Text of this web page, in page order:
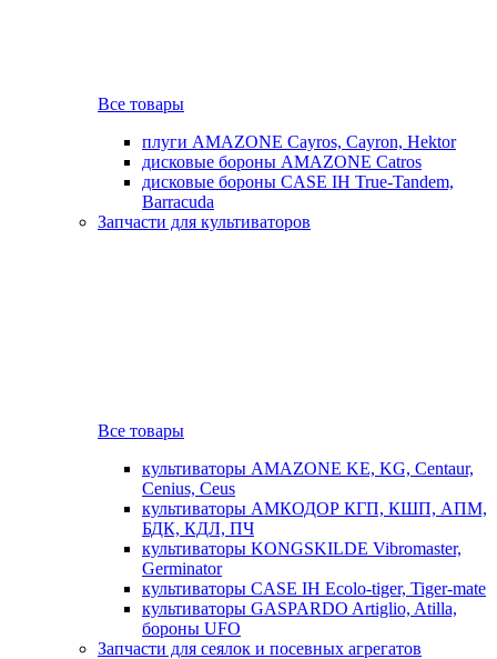
Все товары
плуги AMAZONE Cayros, Cayron, Hektor
дисковые бороны AMAZONE Catros
дисковые бороны CASE IH True-Tandem,
Barracuda
Запчасти для культиваторов
Все товары
культиваторы AMAZONE KE, KG, Centaur,
Cenius, Ceus
культиваторы АМКОДОР КГП, КШП, АПМ,
БДК, КДЛ, ПЧ
культиваторы KONGSKILDE Vibromaster,
Germinator
культиваторы CASE IH Ecolo-tiger, Tiger-mate
культиваторы GASPARDO Artiglio, Atilla,
бороны UFO
Запчасти для сеялок и посевных агрегатов